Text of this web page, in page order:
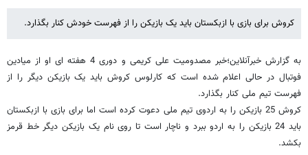
کروش برای بازی با ازبکستان باید یک بازیکن را از فهرست خودش کنار بگذارد.
به گزارش خبرآنلاین؛خبر مصدومیت علی کریمی و دوری 4 هفته ای او از میادین
فوتبال در حالی اعلام شده است که کارلوس کروش باید یک بازیکن دیگر را از
فهرست تیم ملی کنار بگذارد.
کروش 25 بازیکن را به اردوی تیم ملی دعوت کرده است اما برای بازی با ازبکستان
باید 24 بازیکن را به اردو ببرد و ناچار است تا روی نام یک بازیکن دیگر خط قرمز
بکشد.